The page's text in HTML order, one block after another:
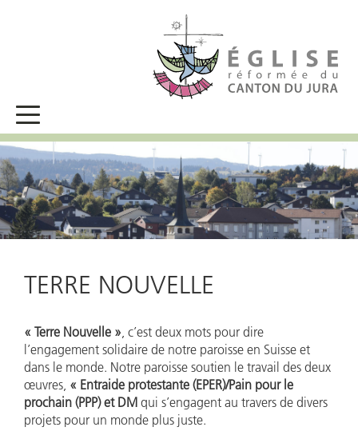
TERRE NOUVELLE
« Terre Nouvelle », c’est deux mots pour dire
l’engagement solidaire de notre paroisse en Suisse et
dans le monde. Notre paroisse soutien le travail des deux
œuvres, « Entraide protestante (EPER)/Pain pour le
prochain (PPP) et DM qui s’engagent au travers de divers
projets pour un monde plus juste.